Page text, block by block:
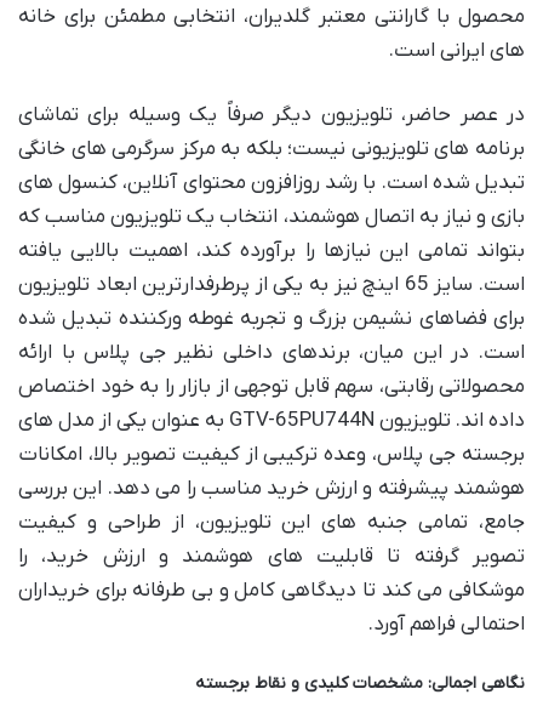
محصول با گارانتی معتبر گلدیران، انتخابی مطمئن برای خانه
های ایرانی است.
در عصر حاضر، تلویزیون دیگر صرفاً یک وسیله برای تماشای
برنامه های تلویزیونی نیست؛ بلکه به مرکز سرگرمی های خانگی
تبدیل شده است. با رشد روزافزون محتوای آنلاین، کنسول های
بازی و نیاز به اتصال هوشمند، انتخاب یک تلویزیون مناسب که
بتواند تمامی این نیازها را برآورده کند، اهمیت بالایی یافته
است. سایز 65 اینچ نیز به یکی از پرطرفدارترین ابعاد تلویزیون
برای فضاهای نشیمن بزرگ و تجربه غوطه ورکننده تبدیل شده
است. در این میان، برندهای داخلی نظیر جی پلاس با ارائه
محصولاتی رقابتی، سهم قابل توجهی از بازار را به خود اختصاص
داده اند. تلویزیون GTV-65PU744N به عنوان یکی از مدل های
برجسته جی پلاس، وعده ترکیبی از کیفیت تصویر بالا، امکانات
هوشمند پیشرفته و ارزش خرید مناسب را می دهد. این بررسی
جامع، تمامی جنبه های این تلویزیون، از طراحی و کیفیت
تصویر گرفته تا قابلیت های هوشمند و ارزش خرید، را
موشکافی می کند تا دیدگاهی کامل و بی طرفانه برای خریداران
احتمالی فراهم آورد.
نگاهی اجمالی: مشخصات کلیدی و نقاط برجسته